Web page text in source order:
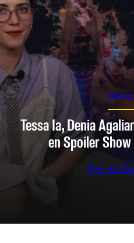
Tessa Ia, Denia
en Spoiler
Ver en